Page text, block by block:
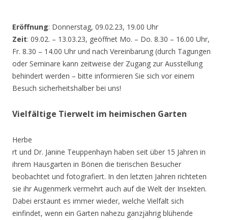
Eröffnung: Donnerstag, 09.02.23, 19.00 Uhr
Zeit: 09.02. – 13.03.23, geöffnet Mo. – Do. 8.30 – 16.00 Uhr,
Fr. 8.30 – 14.00 Uhr und nach Vereinbarung (durch Tagungen
oder Seminare kann zeitweise der Zugang zur Ausstellung
behindert werden – bitte informieren Sie sich vor einem
Besuch sicherheitshalber bei uns!
Vielfältige Tierwelt im heimischen Garten
Herbe
rt und Dr. Janine Teuppenhayn haben seit über 15 Jahren in
ihrem Hausgarten in Bönen die tierischen Besucher
beobachtet und fotografiert. In den letzten Jahren richteten
sie ihr Augenmerk vermehrt auch auf die Welt der Insekten.
Dabei erstaunt es immer wieder, welche Vielfalt sich
einfindet, wenn ein Garten nahezu ganzjährig blühende